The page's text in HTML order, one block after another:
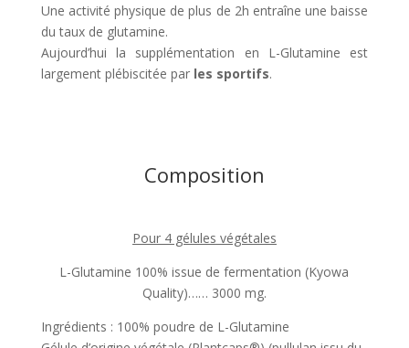
Une activité physique de plus de 2h entraîne une baisse
du taux de glutamine.
Aujourd’hui la supplémentation en L-Glutamine est
largement plébiscitée parles sportifs.
Composition
Pour 4 gélules végétales
L-Glutamine 100% issue de fermentation (Kyowa
Quality)…… 3000 mg.
Ingrédients : 100% poudre de L-Glutamine